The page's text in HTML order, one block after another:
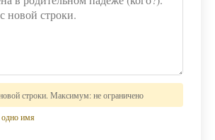
строки. Максимум: не ограничено
имя